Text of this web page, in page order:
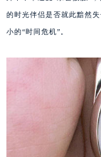
的时光伴侣是否就此黯然
小的“时间危机”。